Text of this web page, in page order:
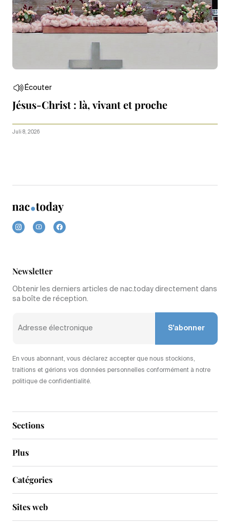
Écouter
Jésus-Christ : là, vivant et proche
Juli 8, 2026
Sections
Plus
Newsletter
Obtenir les derniers articles de nac.today directement dans
sa boîte de réception.
S'abonner
En vous abonnant, vous déclarez accepter que nous stockions,
traitions et gérions vos données personnelles conformément à notre
politique de confidentialité.
Catégories
Sites web